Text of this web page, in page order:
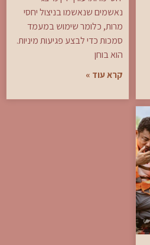
נאשמים שנאשמו בניצול יחסי
מרות, כלומר שימוש במעמד
סמכות כדי לבצע פגיעות מיניות.
הוא בוחן
קרא עוד »